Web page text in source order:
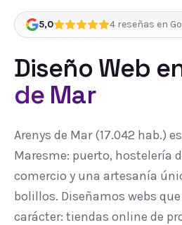
5,0 4 reseñas en
Diseño Web
de Mar
Arenys de Mar (17.042 hab.)
Maresme: puerto, hostelería
comercio y una artesanía
bolillos. Diseñamos webs
carácter: tiendas online de